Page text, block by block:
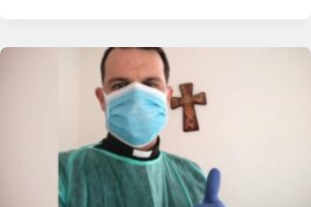
IS
TÁMASZKODHATUNK,
AMIKOR
HITRŐL
TANÍTJUK